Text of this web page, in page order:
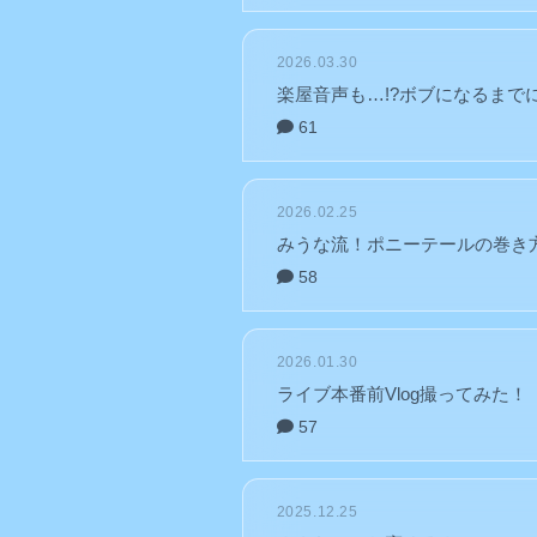
2026.03.30
楽屋音声も…!?ボブになるまで
61
2026.02.25
みうな流！ポニーテールの巻
58
2026.01.30
ライブ本番前Vlog撮ってみた！
57
2025.12.25